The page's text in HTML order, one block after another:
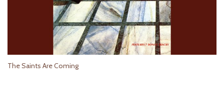
The Saints Are Coming